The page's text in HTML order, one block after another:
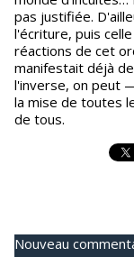
pas justifiée.
l'écriture, puis
réactions de cet
manifestait déjà
l'inverse, on peut
la mise de toutes
de tous.
Nouveau